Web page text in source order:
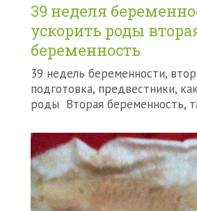
39 неделя
ускорить роды
беременность
39 недель беременности,
подготовка, предвестники,
роды Вторая беременность,